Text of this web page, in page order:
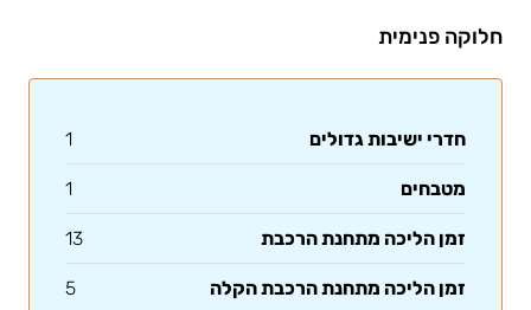
חלוקה פנימית
חדרי ישיבות גדולים 1
מטבחים 1
זמן הליכה מתחנת הרכבת 13
זמן הליכה מתחנת הרכבת הקלה 5